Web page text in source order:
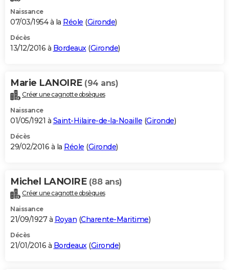
Naissance
07/03/1954 à la Réole (Gironde)
Décès
13/12/2016 à Bordeaux(Gironde)
Marie LANOIRE (94 ans)
Créer une cagnotte obsèques
Naissance
01/05/1921 à Saint-Hilaire-de-la-Noaille (Gironde)
Décès
29/02/2016 à la Réole (Gironde)
Michel LANOIRE (88 ans)
Créer une cagnotte obsèques
Naissance
21/09/1927 à Royan (Charente-Maritime)
Décès
21/01/2016 à Bordeaux(Gironde)